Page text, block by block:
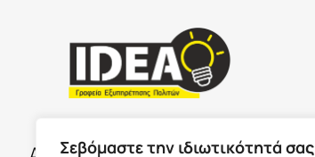
Σεβόμαστε την ιδιωτικότητά σας
Δευτέρα με Παρασκευή 09:00-17:00